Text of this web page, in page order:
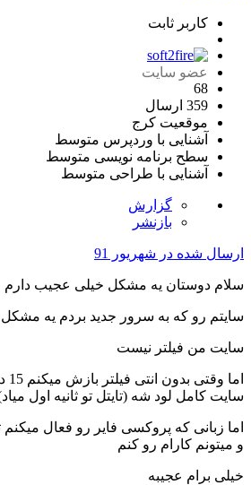
کاربر ثابت
عضو سایت
68
359 ارسال
موقعیت کرج
آشنایی با وردپرس متوسط
سطح برنامه نویسی متوسط
آشنایی با طراحی متوسط
گزارش
بازنشر
ارسال شده در شهریور 91
سلام دوستان یه مشکل خیلی عجیب دارم
سایتم رو که به سرور جدید بردم یه
سایت من فیلتر نیست
سایت کامل لود شه (تایتل تو ثانیه اول
و میتونم کارام رو کنم
خیلی برام عجیبه